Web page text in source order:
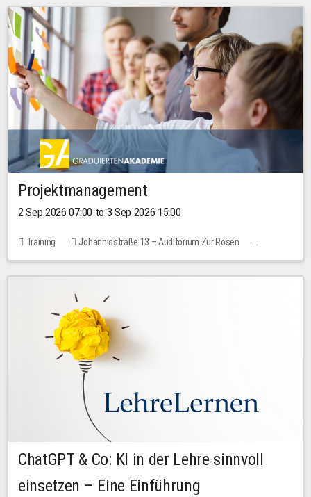
Projektmanagement
2 Sep 2026 07:00 to 3 Sep 2026 15:00
Training
Johannisstraße 13 – Auditorium Zur Rosen
No free places
30.00 EUR
ChatGPT & Co: KI in der Lehre sinnvoll
einsetzen – Eine Einführung